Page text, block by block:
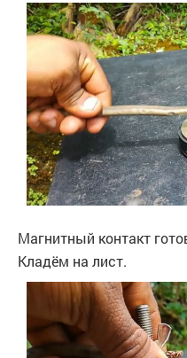
Магнитный контакт
Кладём на лист.